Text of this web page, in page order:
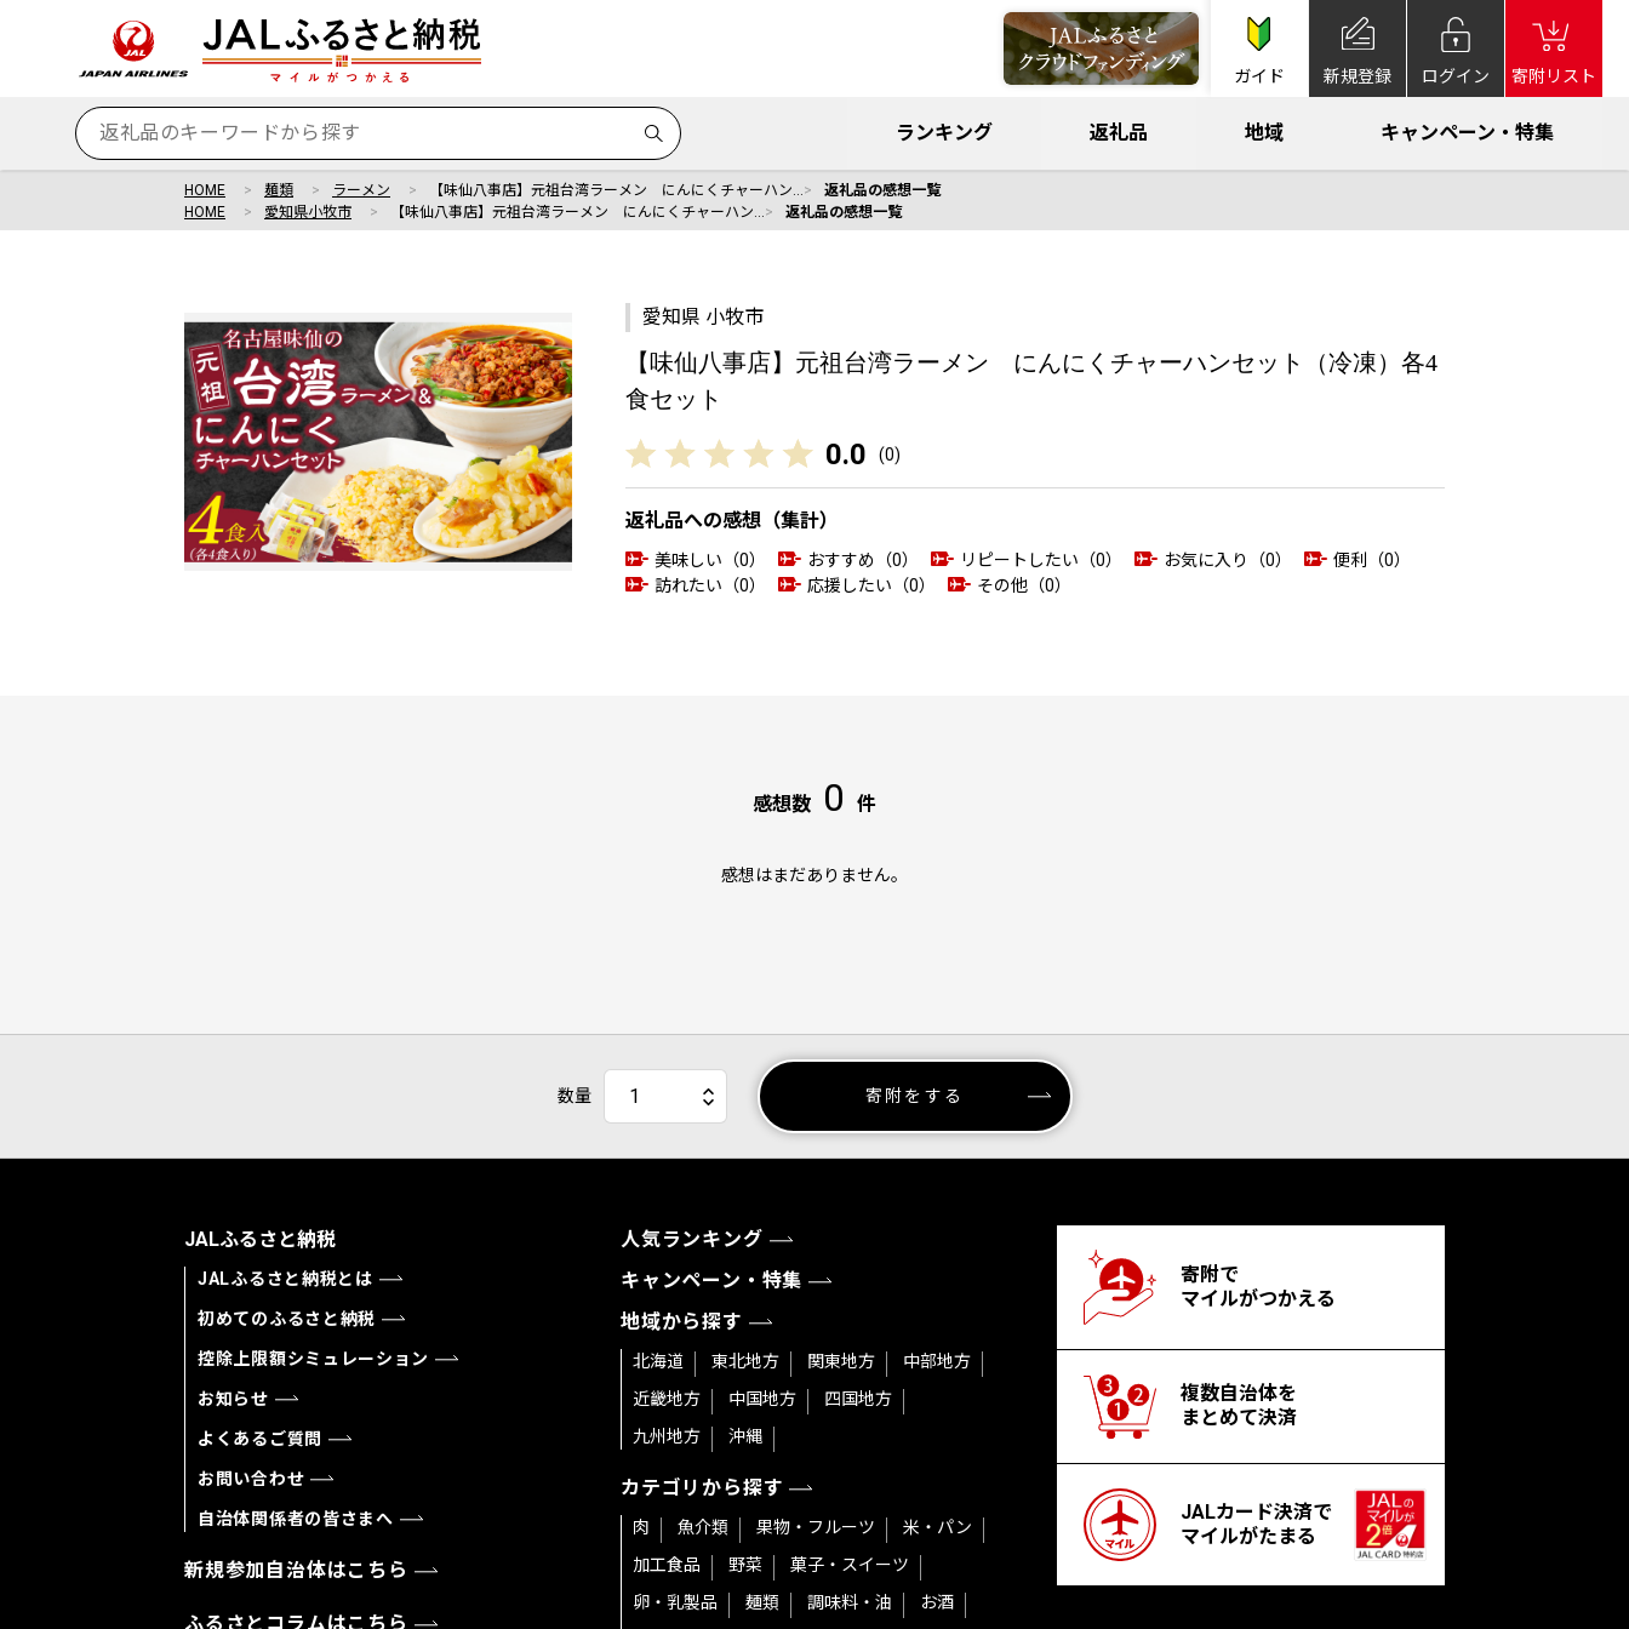
ガイド 新規登録 ログイン 寄附リスト
ランキング 返礼品 地域 キャンペーン・特集
HOME 麺類 ラーメン 【味仙八事店】元祖台湾ラーメン にんにくチャーハン…
返礼品の感想一覧
HOME
愛知県小牧市 【味仙八事店】元祖台湾ラーメン にんにくチャーハン… 返礼品の感想一覧
愛知県 小牧市
【味仙八事店】元祖台湾ラーメン にんにくチャーハンセット（冷凍）各4
食セット
0.0 (0)
返礼品への感想（集計）
美味しい（0） おすすめ（0） リピートしたい（0） お気に入り（0）
便利（0）
訪れたい（0）
応援したい（0） その他（0）
感想数 0 件
感想はまだありません。
数量 寄附をする
JALふるさと納税
JALふるさと納税とは
初めてのふるさと納税
控除上限額シミュレーション
お知らせ
よくあるご質問
お問い合わせ
自治体関係者の皆さまへ
新規参加自治体はこちら
ふるさとコラムはこちら
人気ランキング
キャンペーン・特集
地域から探す
北海道 東北地方 関東地方
中部地方
近畿地方
中国地方
四国地方
九州地方
沖縄
カテゴリから探す
肉 魚介類 果物・フルーツ
米・パン
加工食品
野菜
菓子・スイーツ
卵・乳製品
麺類 調味料・油 お酒
寄附で
マイルがつかえる
複数自治体を
まとめて決済
JALカード決済で
マイルがたまる